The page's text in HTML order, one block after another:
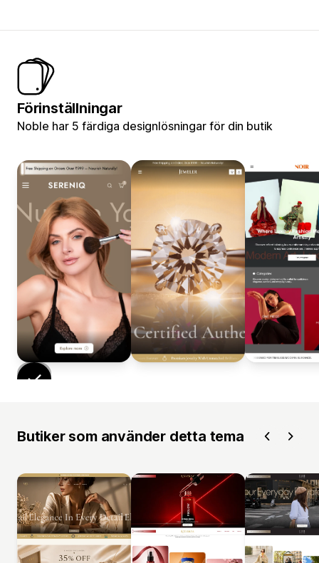
Förinställningar
Noble har 5 färdiga designlösningar för din butik
Butiker som använder detta tema